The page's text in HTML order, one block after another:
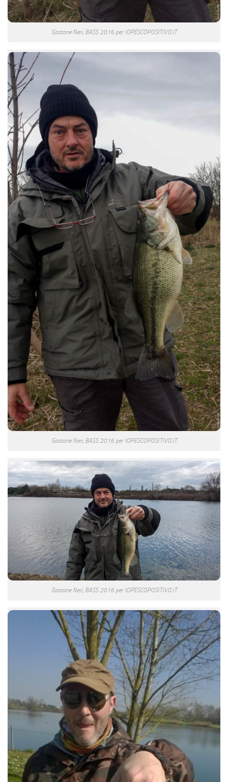
Gastone Neri, BASS 2016 per IOPESCOPOSITIVO.IT
Gastone Neri, BASS 2016 per IOPESCOPOSITIVO.IT
Gastone Neri, BASS 2016 per IOPESCOPOSITIVO.IT